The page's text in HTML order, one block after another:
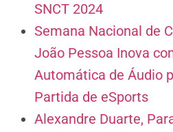
SNCT 2024
Semana Nacional de
João Pessoa Inova
Automática de Áudio
Partida de eSports
Alexandre Duarte,